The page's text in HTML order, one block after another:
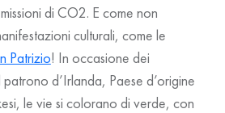
di CO2. E come non
culturali, come le
Patrizio! In occasione dei
d’Irlanda, Paese d’origine
le vie si colorano di verde, con